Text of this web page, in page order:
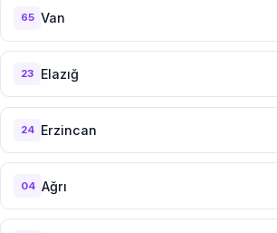
65 Van
23 Elazığ
24 Erzincan
04 Ağrı